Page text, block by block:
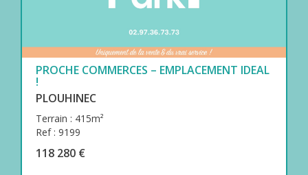
ESPACE
ACQUÉREUR
CONTACT
PROCHE COMMERCES – EMPLACEMENT IDEAL
!
PLOUHINEC
Terrain : 415m²
Ref : 9199
118 280 €